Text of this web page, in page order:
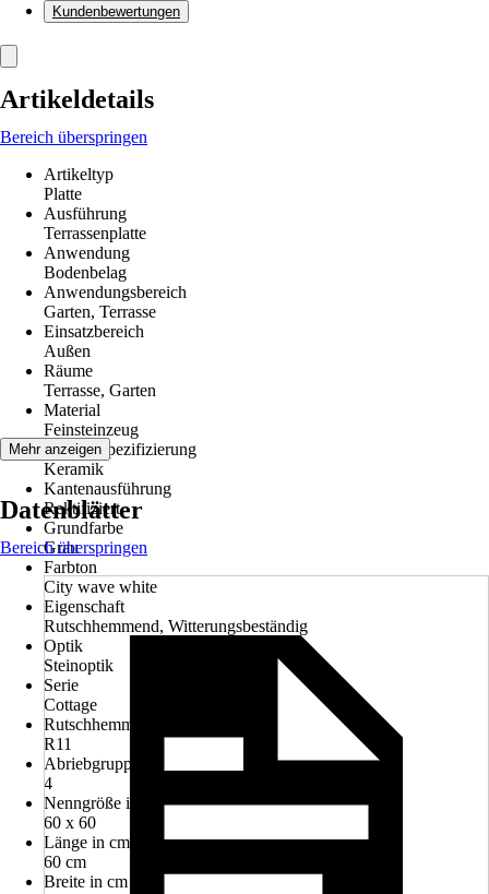
Kundenbewertungen
Artikeldetails
Bereich überspringen
Artikeltyp
Platte
Ausführung
Terrassenplatte
Anwendung
Bodenbelag
Anwendungsbereich
Garten, Terrasse
Einsatzbereich
Außen
Räume
Terrasse, Garten
Material
Feinsteinzeug
Materialspezifizierung
Keramik
Kantenausführung
Rektifiziert
Grundfarbe
Grau
Farbton
City wave white
Eigenschaft
Rutschhemmend, Witterungsbeständig
Optik
Steinoptik
Serie
Cottage
Rutschhemmung
R11
Abriebgruppe
4
Nenngröße in cm
60 x 60
Länge in cm
60 cm
Breite in cm
Mehr anzeigen
Datenblätter
Bereich überspringen